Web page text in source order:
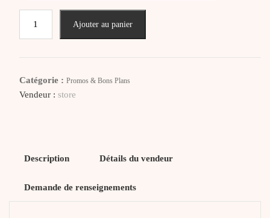
Ajouter au panier
Catégorie : Promos & Bons Plans
Vendeur : store
Description Détails du vendeur
Demande de renseignements